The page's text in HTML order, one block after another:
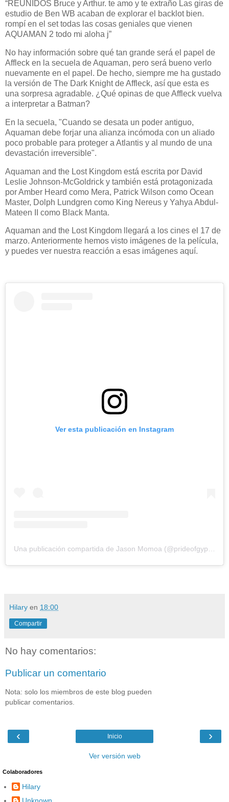
“REUNIDOS Bruce y Arthur. te amo y te extraño Las giras de
estudio de Ben WB acaban de explorar el backlot bien.
rompí en el set todas las cosas geniales que vienen
AQUAMAN 2 todo mi aloha j”
No hay información sobre qué tan grande será el papel de
Affleck en la secuela de Aquaman, pero será bueno verlo
nuevamente en el papel. De hecho, siempre me ha gustado
la versión de The Dark Knight de Affleck, así que esta es
una sorpresa agradable. ¿Qué opinas de que Affleck vuelva
a interpretar a Batman?
En la secuela, "Cuando se desata un poder antiguo,
Aquaman debe forjar una alianza incómoda con un aliado
poco probable para proteger a Atlantis y al mundo de una
devastación irreversible".
Aquaman and the Lost Kingdom está escrita por David
Leslie Johnson-McGoldrick y también está protagonizada
por Amber Heard como Mera, Patrick Wilson como Ocean
Master, Dolph Lundgren como King Nereus y Yahya Abdul-
Mateen II como Black Manta.
Aquaman and the Lost Kingdom llegará a los cines el 17 de
marzo. Anteriormente hemos visto imágenes de la película,
y puedes ver nuestra reacción a esas imágenes aquí.
Ver esta publicación en Instagram
Hilary en 18:00
Compartir
No hay comentarios:
Publicar un comentario
Nota: solo los miembros de este blog pueden
publicar comentarios.
‹ ›
Inicio
Ver versión web
Colaboradores
Hilary
Unknown